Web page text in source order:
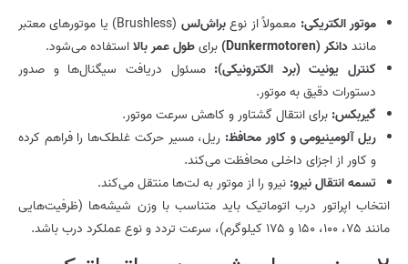
موتور الکتریکی: معمولاً از نوعبراش‌لس
(Brushless) یا موتورهای معتبر
ماننددانکر (Dunkermotoren
)برایطول عمر بالااستفاده می‌شود.
کنترل یونیت (برد الکترونیکی): مسئول دریافت سیگنال‌ها و صدور
دستورات دقیق به موتور.
گیربکس: برای انتقال گشتاور و کاهش سرعت موتور.
ریل آلومینیومی و کاور محافظ: ریل، مسیر حرکت غلطک‌ها را فراهم کرده
و کاور از اجزای داخلی محافظت می‌کند.
تسمه انتقال نیرو: نیرو را از موتور به لت‌ها منتقل می‌کند.
انتخاب اپراتور درب اتوماتیک باید متناسب با وزن شیشه‌ها (ظرفیت‌هایی
مانند ۷۵، ۱۰۰، ۱۵۰ و ۱۷۵ کیلوگرم)، سرعت تردد و نوع عملکرد درب باشد.